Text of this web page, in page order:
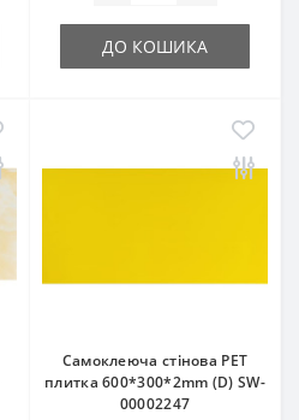
ДО КОШИКА
Самоклеюча стінова PET
плитка 600*300*2mm (D) SW-
00002247